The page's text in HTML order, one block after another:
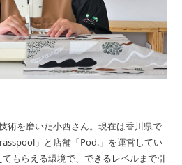
術を磨いた小西さん。現在は香川県で
」と店舗「Pod.」を運営してい
もらえる環境で、できるレベルまで引